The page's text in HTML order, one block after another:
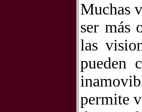
Muchas
ser más
las
pueden
permite